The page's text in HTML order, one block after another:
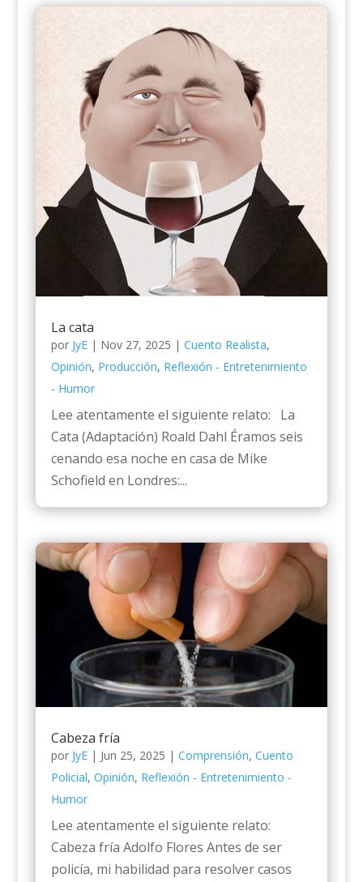
La cata
por JyE| Nov 27, 2025 | Cuento Realista,
Opinión, Producción, Reflexión - Entretenimiento
- Humor
Lee atentamente el siguiente relato: La
Cata (Adaptación) Roald Dahl Éramos seis
cenando esa noche en casa de Mike
Schofield en Londres:...
Cabeza fría
por JyE| Jun 25, 2025 | Comprensión, Cuento
Policial, Opinión, Reflexión - Entretenimiento -
Humor
Lee atentamente el siguiente relato:
Cabeza fría Adolfo Flores Antes de ser
policía, mi habilidad para resolver casos